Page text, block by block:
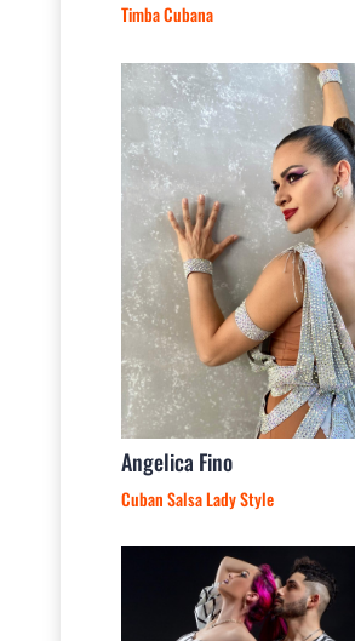
Timba Cubana
Angelica Fino
Cuban Salsa Lady Style